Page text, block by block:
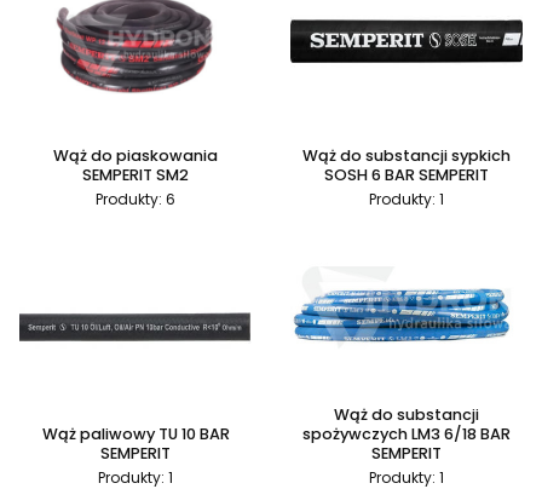
Wąż do piaskowania
SEMPERIT SM2
Produkty: 6
Wąż do substancji sypkich
SOSH 6 BAR SEMPERIT
Produkty: 1
Wąż paliwowy TU 10 BAR
SEMPERIT
Produkty: 1
Wąż do substancji
spożywczych LM3 6/18 BAR
SEMPERIT
Produkty: 1